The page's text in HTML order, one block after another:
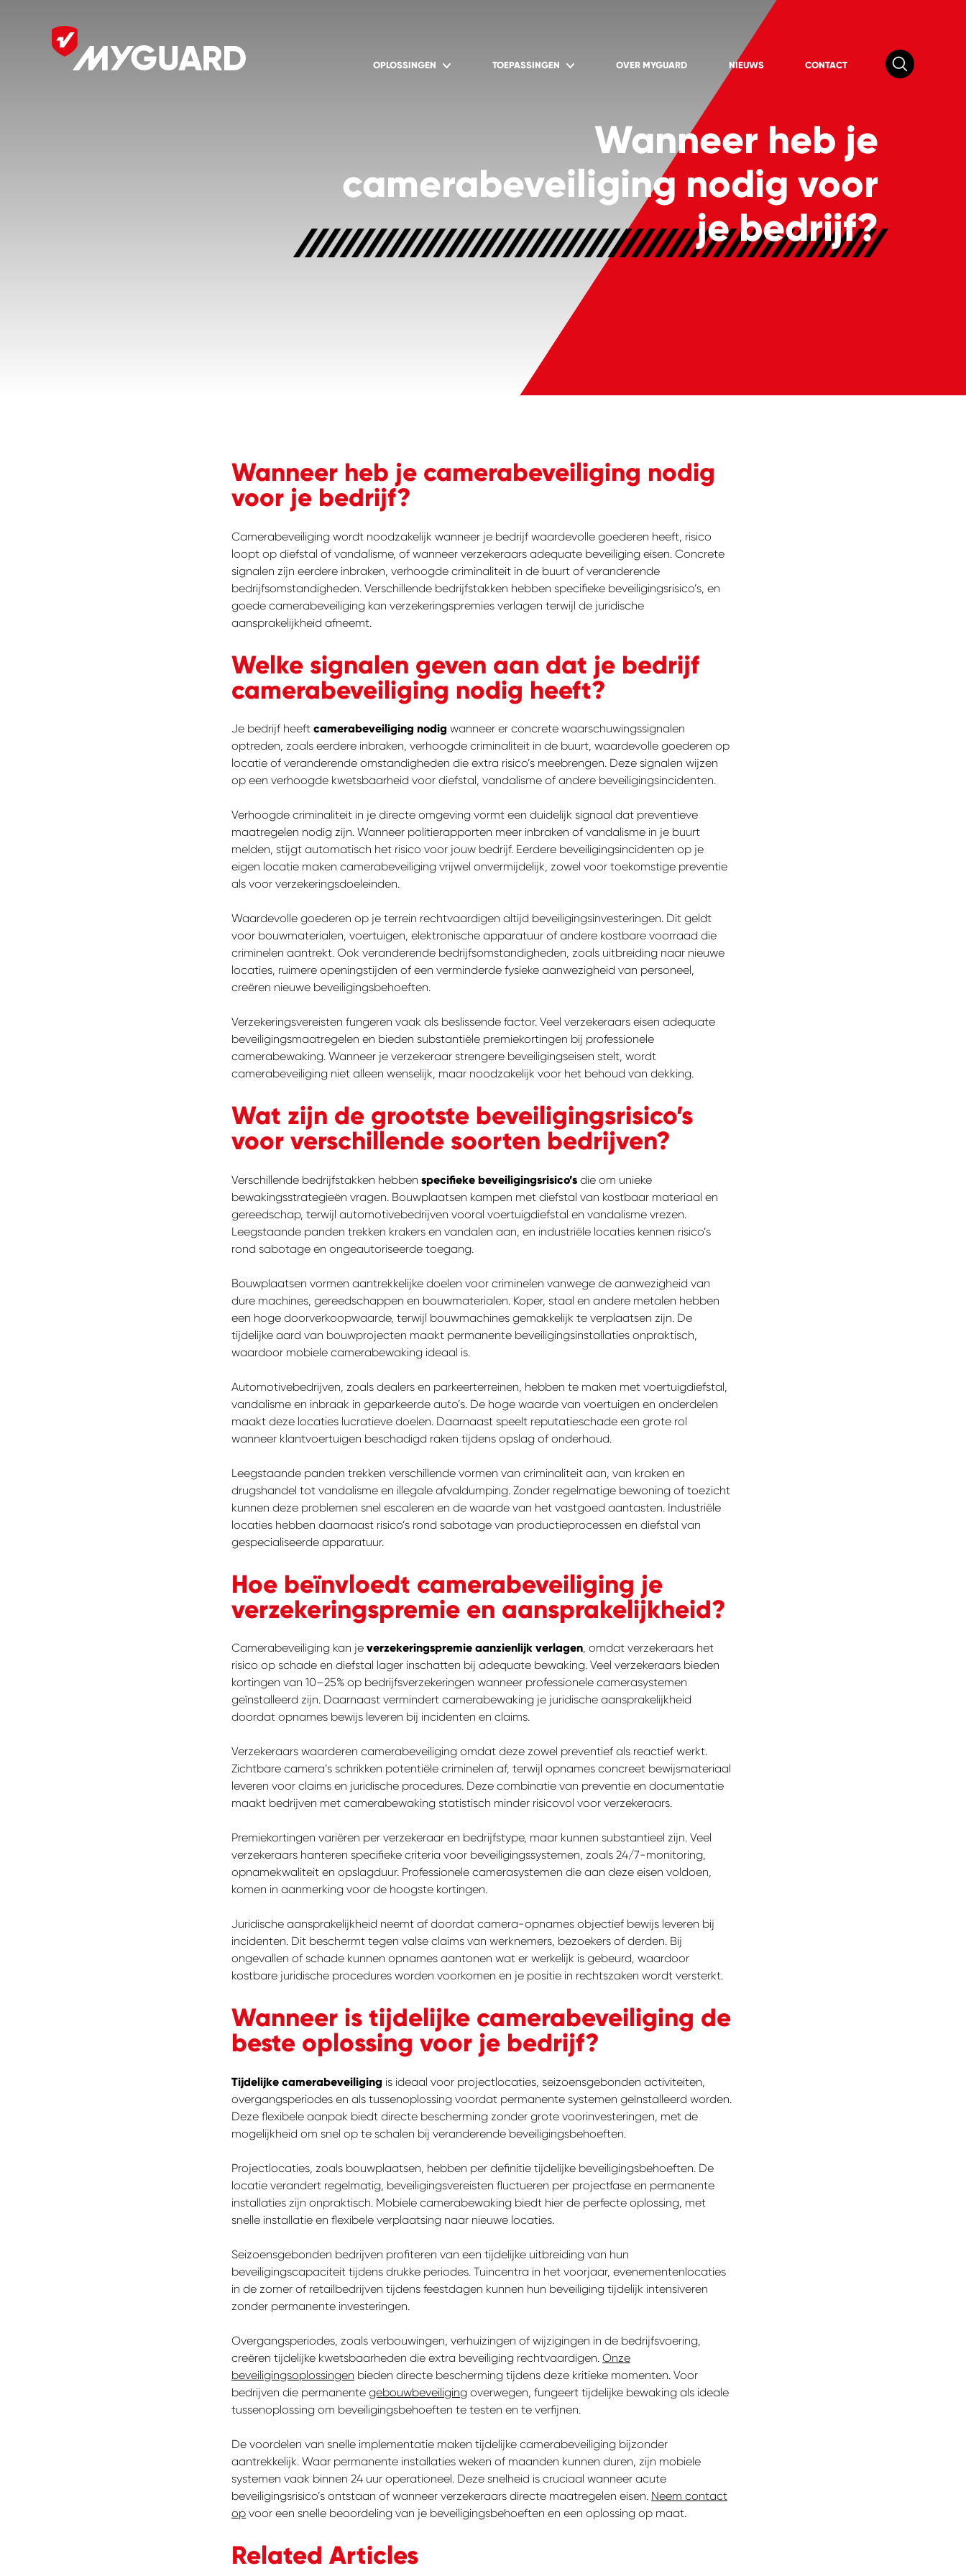
OPLOSSINGEN TOEPASSINGEN OVER MYGUARD NIEUWS CONTACT
Waar ben je naar opzoek?
Wanneer heb je
camerabeveiliging nodig voor
je bedrijf?
Wanneer heb je camerabeveiliging nodig
voor je bedrijf?
Camerabeveiliging wordt noodzakelijk wanneer je bedrijf waardevolle goederen heeft, risico
loopt op diefstal of vandalisme, of wanneer verzekeraars adequate beveiliging eisen. Concrete
signalen zijn eerdere inbraken, verhoogde criminaliteit in de buurt of veranderende
bedrijfsomstandigheden. Verschillende bedrijfstakken hebben specifieke beveiligingsrisico’s, en
goede camerabeveiliging kan verzekeringspremies verlagen terwijl de juridische
aansprakelijkheid afneemt.
Welke signalen geven aan dat je bedrijf
camerabeveiliging nodig heeft?
Je bedrijf heeft camerabeveiliging nodig wanneer er concrete waarschuwingssignalen
optreden, zoals eerdere inbraken, verhoogde criminaliteit in de buurt, waardevolle goederen op
locatie of veranderende omstandigheden die extra risico’s meebrengen. Deze signalen wijzen
op een verhoogde kwetsbaarheid voor diefstal, vandalisme of andere beveiligingsincidenten.
Verhoogde criminaliteit in je directe omgeving vormt een duidelijk signaal dat preventieve
maatregelen nodig zijn. Wanneer politierapporten meer inbraken of vandalisme in je buurt
melden, stijgt automatisch het risico voor jouw bedrijf. Eerdere beveiligingsincidenten op je
eigen locatie maken camerabeveiliging vrijwel onvermijdelijk, zowel voor toekomstige preventie
als voor verzekeringsdoeleinden.
Waardevolle goederen op je terrein rechtvaardigen altijd beveiligingsinvesteringen. Dit geldt
voor bouwmaterialen, voertuigen, elektronische apparatuur of andere kostbare voorraad die
criminelen aantrekt. Ook veranderende bedrijfsomstandigheden, zoals uitbreiding naar nieuwe
locaties, ruimere openingstijden of een verminderde fysieke aanwezigheid van personeel,
creëren nieuwe beveiligingsbehoeften.
Verzekeringsvereisten fungeren vaak als beslissende factor. Veel verzekeraars eisen adequate
beveiligingsmaatregelen en bieden substantiële premiekortingen bij professionele
camerabewaking. Wanneer je verzekeraar strengere beveiligingseisen stelt, wordt
camerabeveiliging niet alleen wenselijk, maar noodzakelijk voor het behoud van dekking.
Wat zijn de grootste beveiligingsrisico’s
voor verschillende soorten bedrijven?
Verschillende bedrijfstakken hebben specifieke beveiligingsrisico’s die om unieke
bewakingsstrategieën vragen. Bouwplaatsen kampen met diefstal van kostbaar materiaal en
gereedschap, terwijl automotivebedrijven vooral voertuigdiefstal en vandalisme vrezen.
Leegstaande panden trekken krakers en vandalen aan, en industriële locaties kennen risico’s
rond sabotage en ongeautoriseerde toegang.
Bouwplaatsen vormen aantrekkelijke doelen voor criminelen vanwege de aanwezigheid van
dure machines, gereedschappen en bouwmaterialen. Koper, staal en andere metalen hebben
een hoge doorverkoopwaarde, terwijl bouwmachines gemakkelijk te verplaatsen zijn. De
tijdelijke aard van bouwprojecten maakt permanente beveiligingsinstallaties onpraktisch,
waardoor mobiele camerabewaking ideaal is.
Automotivebedrijven, zoals dealers en parkeerterreinen, hebben te maken met voertuigdiefstal,
vandalisme en inbraak in geparkeerde auto’s. De hoge waarde van voertuigen en onderdelen
maakt deze locaties lucratieve doelen. Daarnaast speelt reputatieschade een grote rol
wanneer klantvoertuigen beschadigd raken tijdens opslag of onderhoud.
Leegstaande panden trekken verschillende vormen van criminaliteit aan, van kraken en
drugshandel tot vandalisme en illegale afvaldumping. Zonder regelmatige bewoning of toezicht
kunnen deze problemen snel escaleren en de waarde van het vastgoed aantasten. Industriële
locaties hebben daarnaast risico’s rond sabotage van productieprocessen en diefstal van
gespecialiseerde apparatuur.
Hoe beïnvloedt camerabeveiliging je
verzekeringspremie en aansprakelijkheid?
Camerabeveiliging kan je verzekeringspremie aanzienlijk verlagen, omdat verzekeraars het
risico op schade en diefstal lager inschatten bij adequate bewaking. Veel verzekeraars bieden
kortingen van 10–25% op bedrijfsverzekeringen wanneer professionele camerasystemen
geïnstalleerd zijn. Daarnaast vermindert camerabewaking je juridische aansprakelijkheid
doordat opnames bewijs leveren bij incidenten en claims.
Verzekeraars waarderen camerabeveiliging omdat deze zowel preventief als reactief werkt.
Zichtbare camera’s schrikken potentiële criminelen af, terwijl opnames concreet bewijsmateriaal
leveren voor claims en juridische procedures. Deze combinatie van preventie en documentatie
maakt bedrijven met camerabewaking statistisch minder risicovol voor verzekeraars.
Premiekortingen variëren per verzekeraar en bedrijfstype, maar kunnen substantieel zijn. Veel
verzekeraars hanteren specifieke criteria voor beveiligingssystemen, zoals 24/7-monitoring,
opnamekwaliteit en opslagduur. Professionele camerasystemen die aan deze eisen voldoen,
komen in aanmerking voor de hoogste kortingen.
Juridische aansprakelijkheid neemt af doordat camera-opnames objectief bewijs leveren bij
incidenten. Dit beschermt tegen valse claims van werknemers, bezoekers of derden. Bij
ongevallen of schade kunnen opnames aantonen wat er werkelijk is gebeurd, waardoor
kostbare juridische procedures worden voorkomen en je positie in rechtszaken wordt versterkt.
Wanneer is tijdelijke camerabeveiliging de
beste oplossing voor je bedrijf?
Tijdelijke camerabeveiliging is ideaal voor projectlocaties, seizoensgebonden activiteiten,
overgangsperiodes en als tussenoplossing voordat permanente systemen geïnstalleerd worden.
Deze flexibele aanpak biedt directe bescherming zonder grote voorinvesteringen, met de
mogelijkheid om snel op te schalen bij veranderende beveiligingsbehoeften.
Projectlocaties, zoals bouwplaatsen, hebben per definitie tijdelijke beveiligingsbehoeften. De
locatie verandert regelmatig, beveiligingsvereisten fluctueren per projectfase en permanente
installaties zijn onpraktisch. Mobiele camerabewaking biedt hier de perfecte oplossing, met
snelle installatie en flexibele verplaatsing naar nieuwe locaties.
Seizoensgebonden bedrijven profiteren van een tijdelijke uitbreiding van hun
beveiligingscapaciteit tijdens drukke periodes. Tuincentra in het voorjaar, evenementenlocaties
in de zomer of retailbedrijven tijdens feestdagen kunnen hun beveiliging tijdelijk intensiveren
zonder permanente investeringen.
Overgangsperiodes, zoals verbouwingen, verhuizingen of wijzigingen in de bedrijfsvoering,
creëren tijdelijke kwetsbaarheden die extra beveiliging rechtvaardigen. Onze
beveiligingsoplossingen bieden directe bescherming tijdens deze kritieke momenten. Voor
bedrijven die permanente gebouwbeveiliging overwegen, fungeert tijdelijke bewaking als ideale
tussenoplossing om beveiligingsbehoeften te testen en te verfijnen.
De voordelen van snelle implementatie maken tijdelijke camerabeveiliging bijzonder
aantrekkelijk. Waar permanente installaties weken of maanden kunnen duren, zijn mobiele
systemen vaak binnen 24 uur operationeel. Deze snelheid is cruciaal wanneer acute
beveiligingsrisico’s ontstaan of wanneer verzekeraars directe maatregelen eisen. Neem contact
op voor een snelle beoordeling van je beveiligingsbehoeften en een oplossing op maat.
Related Articles